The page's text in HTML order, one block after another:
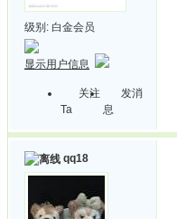
级别: 白金会员
显示用户信息
关注
Ta
发消
息
qq18